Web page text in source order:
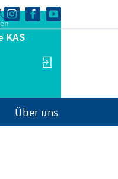
KAS
Über uns